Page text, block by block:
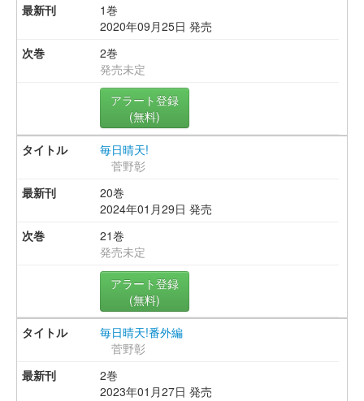
1巻
2020年09月25日 発売
2巻
発売未定
アラート登録
(無料)
毎日晴天!
菅野彰
20巻
2024年01月29日 発売
21巻
発売未定
アラート登録
(無料)
毎日晴天!番外編
菅野彰
2巻
2023年01月27日 発売